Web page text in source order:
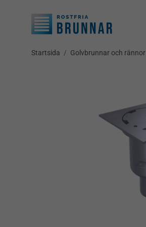
Startsida / Golvbrunnar och rännor